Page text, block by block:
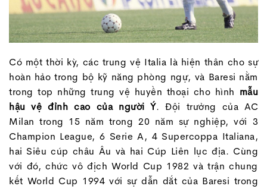
Có một thời kỳ, các trung vệ Italia là hiện thân cho sự
hoàn hảo trong bộ kỹ năng phòng ngự, và Baresi nằm
trong top những trung vệ huyền thoại cho hình mẫu
hậu vệ đỉnh cao của người Ý. Đội trưởng của AC
Milan trong 15 năm trong 20 năm sự nghiệp, với 3
Champion League, 6 Serie A, 4 Supercoppa Italiana,
hai Siêu cúp châu Âu và hai Cúp Liên lục địa. Cùng
với đó, chức vô địch World Cup 1982 và trận chung
kết World Cup 1994 với sự dẫn dắt của Baresi trong